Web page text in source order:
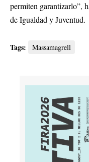
permiten garantizarlo”,
de Igualdad y Juventud.
Tags: Massamagrell